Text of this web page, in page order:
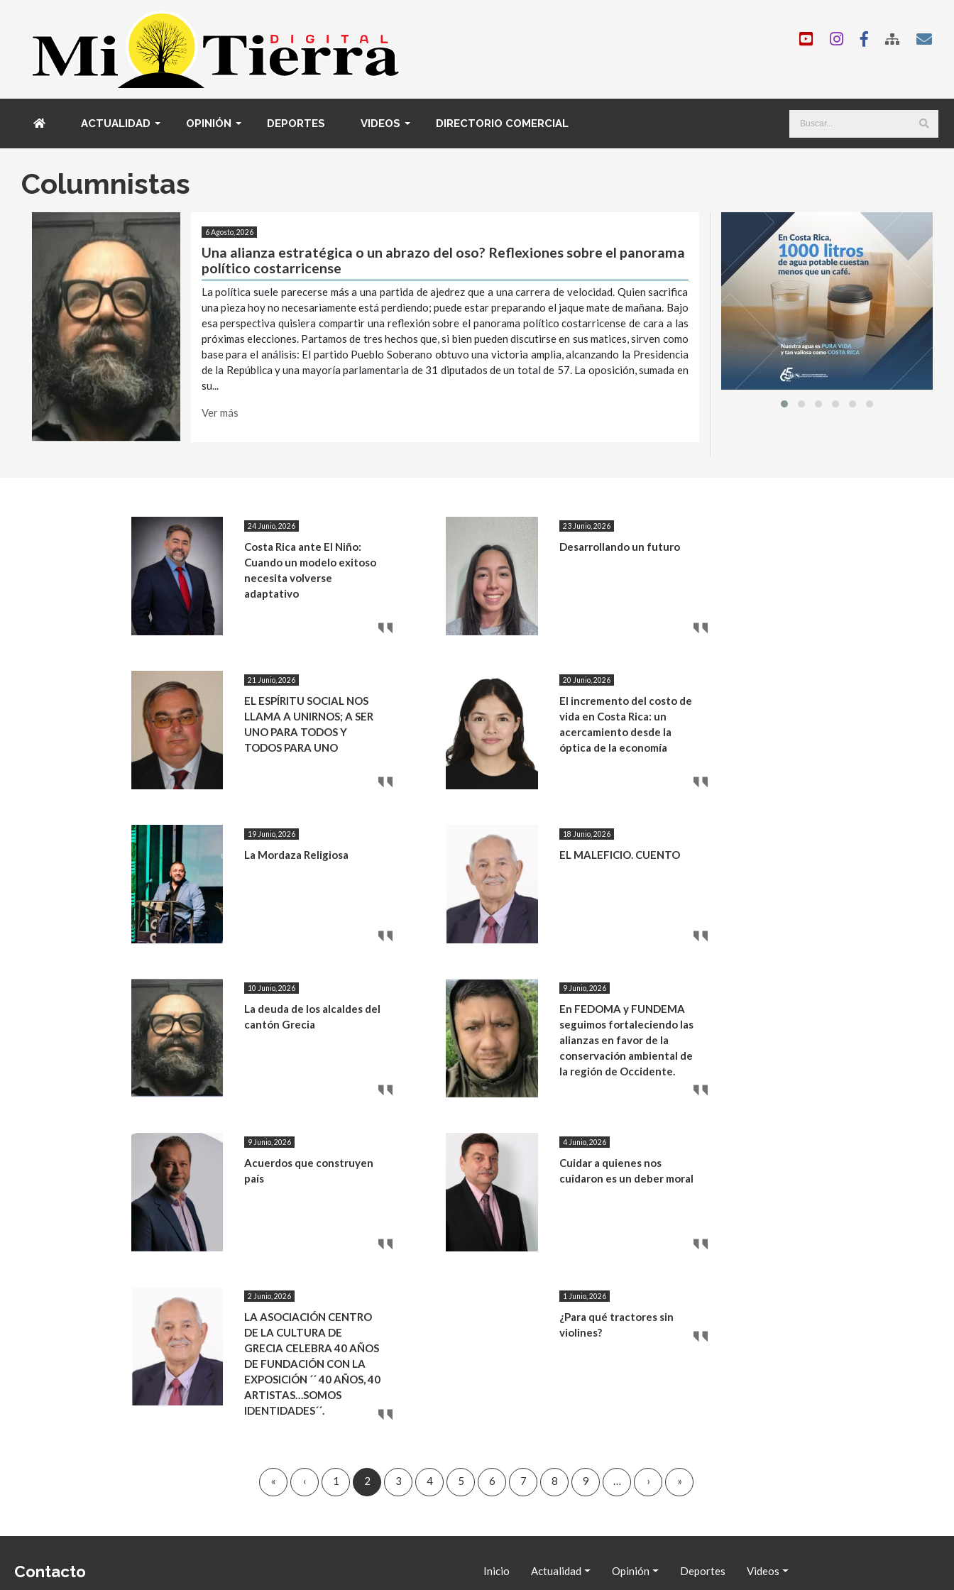
ACTUALIDAD OPINIÓN DEPORTES VIDEOS DIRECTORIO COMERCIAL
Columnistas
6 Agosto, 2026
Una alianza estratégica o un abrazo del oso? Reflexiones sobre el panorama
político costarricense
La política suele parecerse más a una partida de ajedrez que a una carrera de velocidad. Quien sacrifica
una pieza hoy no necesariamente está perdiendo; puede estar preparando el jaque mate de mañana. Bajo
esa perspectiva quisiera compartir una reflexión sobre el panorama político costarricense de cara a las
próximas elecciones. Partamos de tres hechos que, si bien pueden discutirse en sus matices, sirven como
base para el análisis: El partido Pueblo Soberano obtuvo una victoria amplia, alcanzando la Presidencia
de la República y una mayoría parlamentaria de 31 diputados de un total de 57. La oposición, sumada en
su...
Ver más
24 Junio, 2026
Costa Rica ante El Niño:
Cuando un modelo exitoso
necesita volverse
adaptativo
23 Junio, 2026
Desarrollando un futuro
21 Junio, 2026
EL ESPÍRITU SOCIAL NOS
LLAMA A UNIRNOS; A SER
UNO PARA TODOS Y
TODOS PARA UNO
20 Junio, 2026
El incremento del costo de
vida en Costa Rica: un
acercamiento desde la
óptica de la economía
19 Junio, 2026
La Mordaza Religiosa
18 Junio, 2026
EL MALEFICIO. CUENTO
10 Junio, 2026
La deuda de los alcaldes del
cantón Grecia
9 Junio, 2026
En FEDOMA y FUNDEMA
seguimos fortaleciendo las
alianzas en favor de la
conservación ambiental de
la región de Occidente.
9 Junio, 2026
Acuerdos que construyen
país
4 Junio, 2026
Cuidar a quienes nos
cuidaron es un deber moral
2 Junio, 2026
LA ASOCIACIÓN CENTRO
DE LA CULTURA DE
GRECIA CELEBRA 40 AÑOS
DE FUNDACIÓN CON LA
EXPOSICIÓN ´´ 40 AÑOS, 40
ARTISTAS…SOMOS
IDENTIDADES´´.
1 Junio, 2026
¿Para qué tractores sin
violines?
« Primera
página
‹ Página
anterior
1 2 3 4 5 6 7 8 9 … › Siguiente
página
» Última
página
Contacto Inicio Actualidad Opinión Deportes Videos